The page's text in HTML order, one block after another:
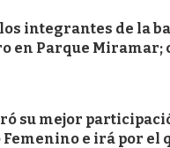
integrantes de la
en Parque Miramar;
su mejor
e irá por el